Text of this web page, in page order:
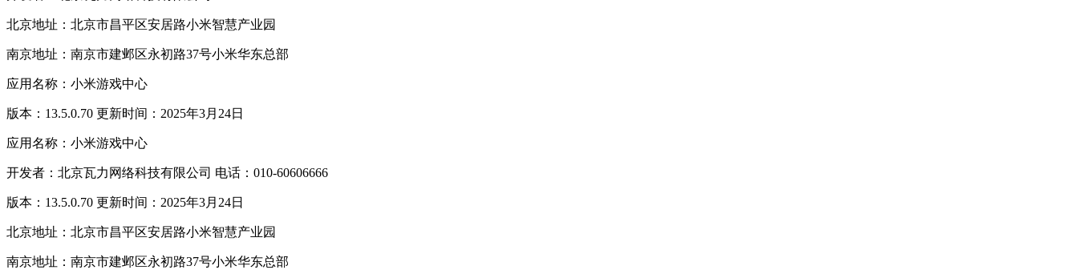
北京地址：北京市昌平区安居路小米智慧产业园
南京地址：南京市建邺区永初路37号小米华东总部
应用名称：小米游戏中心
版本：13.5.0.70 更新时间：2025年3月24日
应用名称：小米游戏中心
开发者：北京瓦力网络科技有限公司 电话：010-60606666
版本：13.5.0.70 更新时间：2025年3月24日
北京地址：北京市昌平区安居路小米智慧产业园
南京地址：南京市建邺区永初路37号小米华东总部